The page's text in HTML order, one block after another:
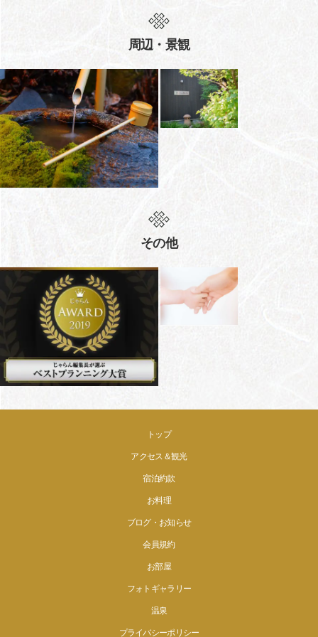
周辺・景観
その他
トップ
アクセス＆観光
宿泊約款
お料理
ブログ・お知らせ
会員規約
お部屋
フォトギャラリー
温泉
プライバシーポリシー